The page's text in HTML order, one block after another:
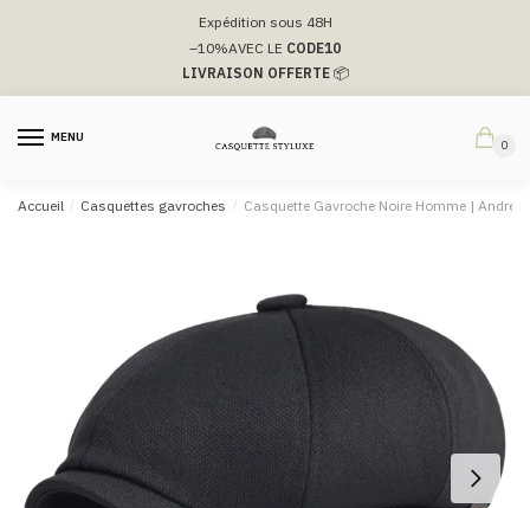
navigation
Expédition sous 48H
–10%AVEC LE CODE10
LIVRAISON OFFERTE📦
MENU
0
Accueil / Casquettes gavroches / Casquette Gavroche Noire Homme | Andrew